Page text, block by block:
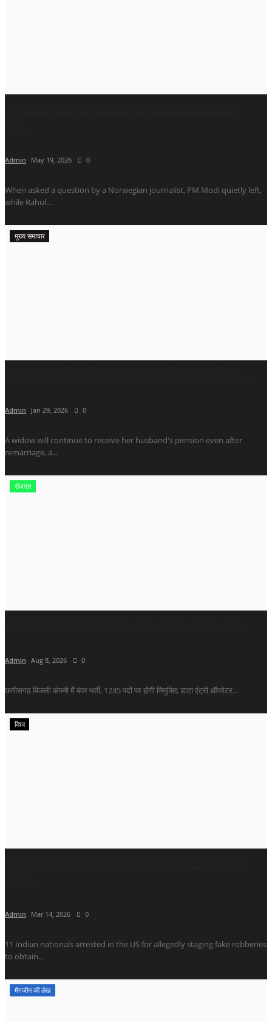
Admin May 19, 2026 0
When asked a question by a Norwegian journalist, PM Modi quietly left,
while Rahul...
मुख्य समाचार
Admin Jan 29, 2026 0
A widow will continue to receive her husband's pension even after
remarriage, a...
रोजगार
Admin Aug 8, 2026 0
छत्तीसगढ़ बिजली कंपनी में बंपर भर्ती, 1235 पदों पर होगी नियुक्ति; डाटा एंट्री ऑपरेटर...
विश्व
Admin Mar 14, 2026 0
11 Indian nationals arrested in the US for allegedly staging fake robberies
to obtain...
मैगज़ीन की लेख